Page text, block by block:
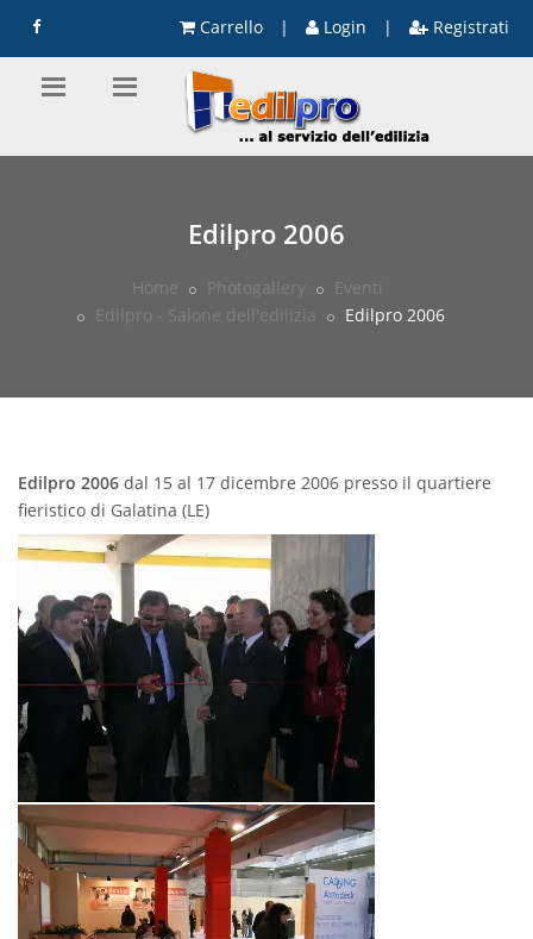
Carrello | Login | Registrati
Edilpro 2006
Home Photogallery
Eventi
Edilpro - Salone dell'edilizia
Edilpro 2006
Edilpro 2006 dal 15 al 17 dicembre 2006 presso il quartiere
fieristico di Galatina (LE)